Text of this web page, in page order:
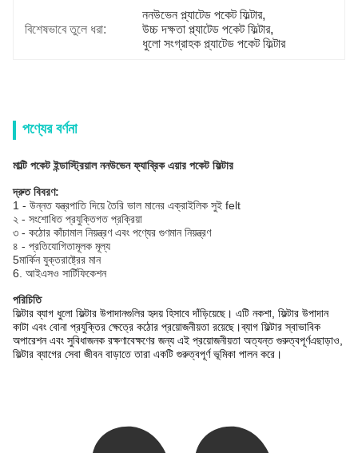
বিশেষভাবে তুলে ধরা:
ননউভেন প্ল্যাটেড পকেট ফিল্টার,
উচ্চ দক্ষতা প্ল্যাটেড পকেট ফিল্টার,
ধুলো সংগ্রাহক প্ল্যাটেড পকেট ফিল্টার
পণ্যের বর্ণনা
মাল্টি পকেট ইন্ডাস্ট্রিয়াল ননউভেন ফ্যাব্রিক এয়ার পকেট ফিল্টার
দ্রুত বিবরণ:
1 - উন্নত যন্ত্রপাতি দিয়ে তৈরি ভাল মানের এক্রাইলিক সুই felt
২ - সংশোধিত প্রযুক্তিগত প্রক্রিয়া
৩ - কঠোর কাঁচামাল নিয়ন্ত্রণ এবং পণ্যের গুণমান নিয়ন্ত্রণ
৪ - প্রতিযোগিতামূলক মূল্য
5মার্কিন যুক্তরাষ্ট্রের মান
6. আইএসও সার্টিফিকেশন
পরিচিতি
ফিল্টার ব্যাগ ধুলো ফিল্টার উপাদানগুলির হৃদয় হিসাবে দাঁড়িয়েছে। এটি নকশা, ফিল্টার উপাদান
কাটা এবং বোনা প্রযুক্তির ক্ষেত্রে কঠোর প্রয়োজনীয়তা রয়েছে।ব্যাগ ফিল্টার স্বাভাবিক
অপারেশন এবং সুবিধাজনক রক্ষণাবেক্ষণের জন্য এই প্রয়োজনীয়তা অত্যন্ত গুরুত্বপূর্ণএছাড়াও,
ফিল্টার ব্যাগের সেবা জীবন বাড়াতে তারা একটি গুরুত্বপূর্ণ ভূমিকা পালন করে।